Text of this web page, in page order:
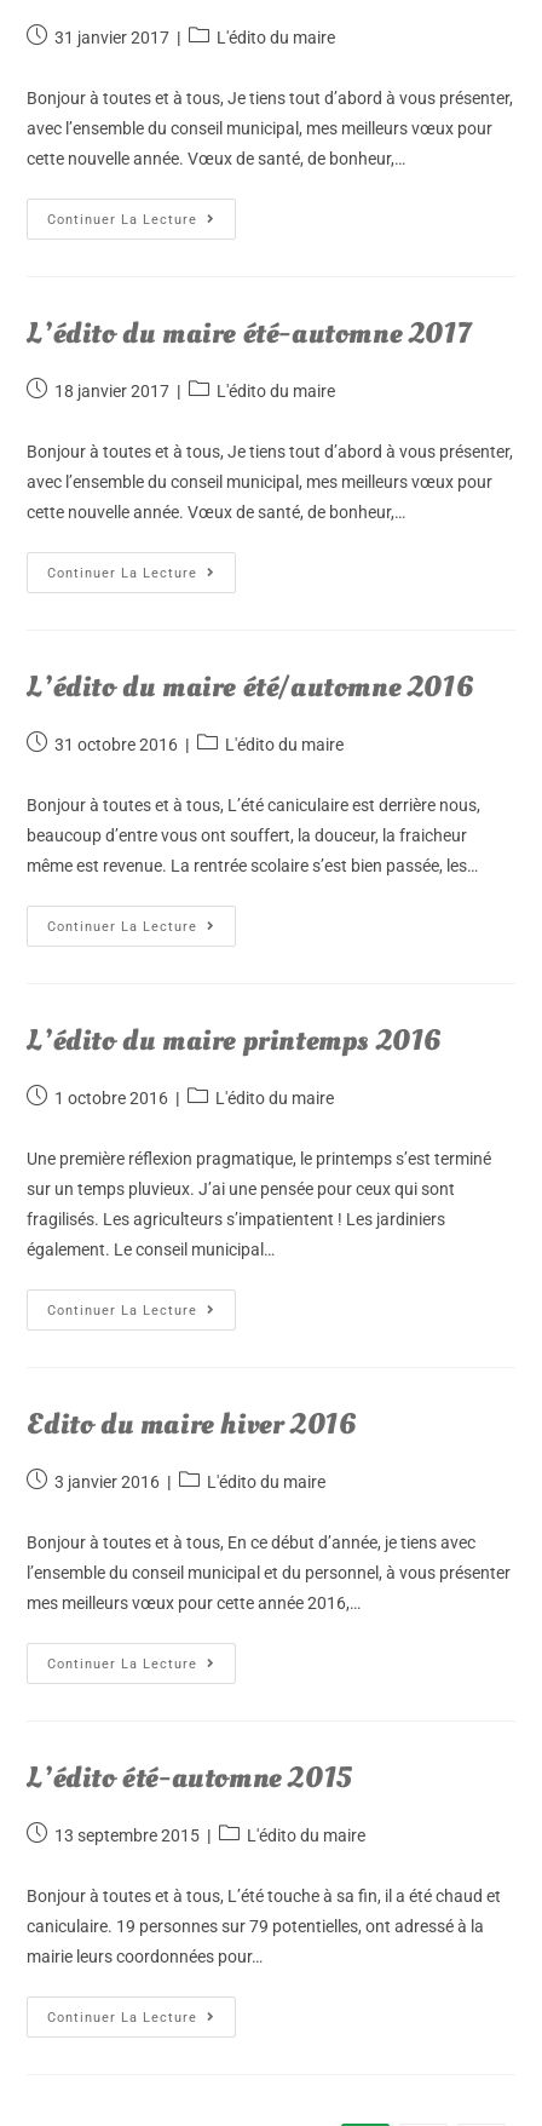
31 janvier 2017 L'édito du maire
Bonjour à toutes et à tous, Je tiens tout d’abord à vous présenter,
avec l’ensemble du conseil municipal, mes meilleurs vœux pour
cette nouvelle année. Vœux de santé, de bonheur,…
Continuer La Lecture
L’édito du maire été-automne 2017
18 janvier 2017 L'édito du maire
Bonjour à toutes et à tous, Je tiens tout d’abord à vous présenter,
avec l’ensemble du conseil municipal, mes meilleurs vœux pour
cette nouvelle année. Vœux de santé, de bonheur,…
Continuer La Lecture
L’édito du maire été/automne 2016
31 octobre 2016 L'édito du maire
Bonjour à toutes et à tous, L’été caniculaire est derrière nous,
beaucoup d’entre vous ont souffert, la douceur, la fraicheur
même est revenue. La rentrée scolaire s’est bien passée, les…
Continuer La Lecture
L’édito du maire printemps 2016
1 octobre 2016 L'édito du maire
Une première réflexion pragmatique, le printemps s’est terminé
sur un temps pluvieux. J’ai une pensée pour ceux qui sont
fragilisés. Les agriculteurs s’impatientent ! Les jardiniers
également. Le conseil municipal…
Continuer La Lecture
Edito du maire hiver 2016
3 janvier 2016 L'édito du maire
Bonjour à toutes et à tous, En ce début d’année, je tiens avec
l’ensemble du conseil municipal et du personnel, à vous présenter
mes meilleurs vœux pour cette année 2016,…
Continuer La Lecture
L’édito été-automne 2015
13 septembre 2015 L'édito du maire
Bonjour à toutes et à tous, L’été touche à sa fin, il a été chaud et
caniculaire. 19 personnes sur 79 potentielles, ont adressé à la
mairie leurs coordonnées pour…
Continuer La Lecture